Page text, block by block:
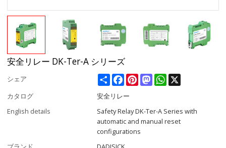
安全リレー DK-Ter-A シリーズ
シェア ShareFacebookPinterestMastodonWhatsApp
カタログ
安全リレー
English details
Safety Relay DK-Ter-A Series with
automatic and manual reset
configurations